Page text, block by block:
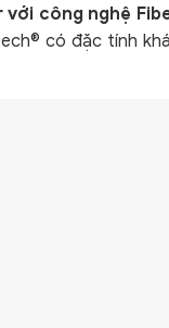
công nghệ
có đặc tính